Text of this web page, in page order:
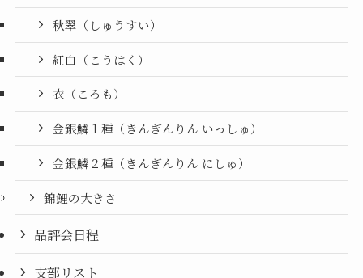
秋翠（しゅうすい）
紅白（こうはく）
衣（ころも）
金銀鱗１種（きんぎんりん いっしゅ）
金銀鱗２種（きんぎんりん にしゅ）
錦鯉の大きさ
品評会日程
支部リスト